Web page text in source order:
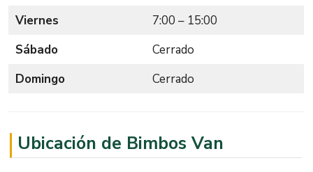
Viernes
7:00 – 15:00
Sábado
Cerrado
Domingo
Cerrado
Ubicación de Bimbos Van